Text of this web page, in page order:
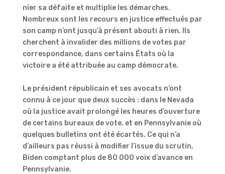
nier sa défaite et multiplie les démarches.
Nombreux sont les recours en justice effectués par
son camp n’ont jusqu’à présent abouti à rien. Ils
cherchent à invalider des millions de votes par
correspondance, dans certains États où la
victoire a été attribuée au camp démocrate.
Le président républicain et ses avocats n’ont
connu à ce jour que deux succès : dans le Nevada
où la justice avait prolongé les heures d’ouverture
de certains bureaux de vote, et en Pennsylvanie où
quelques bulletins ont été écartés. Ce qui n’a
d’ailleurs pas réussi à modifier l’issue du scrutin,
Biden comptant plus de 80 000 voix d’avance en
Pennsylvanie.